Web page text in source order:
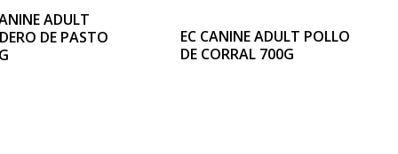
ADULT
DE PASTO
EC CANINE ADULT POLLO
DE CORRAL 700G